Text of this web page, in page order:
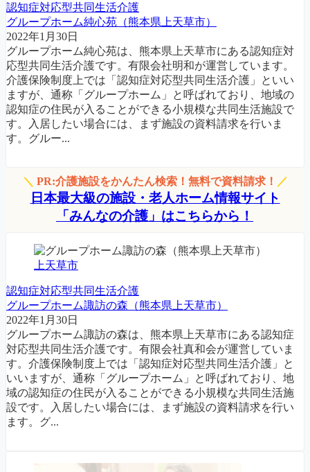
認知症対応型共同生活介護
グループホーム純心苑（熊本県上天草市）
2022年1月30日
グループホーム純心苑は、熊本県上天草市にある認知症対
応型共同生活介護です。有限会社明和が運営しています。
介護保険制度上では「認知症対応型共同生活介護」といい
ますが、通称「グループホーム」と呼ばれており、地域の
認知症の住民が入ることができる小規模な共同生活施設で
す。入居したい場合には、まず施設の資料請求を行いま
す。グルー...
＼ PR:介護施設をかんたん検索！無料で資料請求！ ／
日本最大級の施設・老人ホーム情報サイト
「みんなの介護」はこちらから！
上天草市
認知症対応型共同生活介護
グループホーム諏訪の森（熊本県上天草市）
2022年1月30日
グループホーム諏訪の森は、熊本県上天草市にある認知症
対応型共同生活介護です。有限会社真和会が運営していま
す。介護保険制度上では「認知症対応型共同生活介護」と
いいますが、通称「グループホーム」と呼ばれており、地
域の認知症の住民が入ることができる小規模な共同生活施
設です。入居したい場合には、まず施設の資料請求を行い
ます。グ...